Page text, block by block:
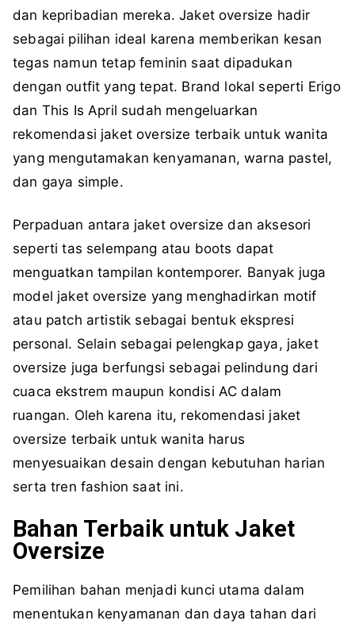
dan kepribadian mereka. Jaket oversize hadir
sebagai pilihan ideal karena memberikan kesan
tegas namun tetap feminin saat dipadukan
dengan outfit yang tepat. Brand lokal seperti Erigo
dan This Is April sudah mengeluarkan
rekomendasi jaket oversize terbaik untuk wanita
yang mengutamakan kenyamanan, warna pastel,
dan gaya simple.
Perpaduan antara jaket oversize dan aksesori
seperti tas selempang atau boots dapat
menguatkan tampilan kontemporer. Banyak juga
model jaket oversize yang menghadirkan motif
atau patch artistik sebagai bentuk ekspresi
personal. Selain sebagai pelengkap gaya, jaket
oversize juga berfungsi sebagai pelindung dari
cuaca ekstrem maupun kondisi AC dalam
ruangan. Oleh karena itu, rekomendasi jaket
oversize terbaik untuk wanita harus
menyesuaikan desain dengan kebutuhan harian
serta tren fashion saat ini.
Bahan Terbaik untuk Jaket
Oversize
Pemilihan bahan menjadi kunci utama dalam
menentukan kenyamanan dan daya tahan dari